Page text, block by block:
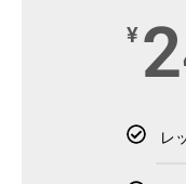
¥
レ